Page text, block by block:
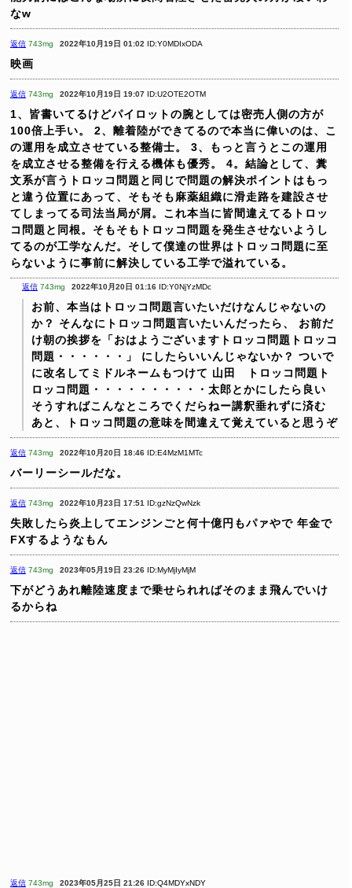
なw
返信 743mg 2022年10月19日 01:02 ID:Y0MDIxODA
映画
返信 743mg 2022年10月19日 19:07 ID:U2OTE2OTM
1、皆書いてるけどパイロットの腕としては密売人側の方が
100倍上手い。
2、離着陸ができてるので本当に偉いのは、こ
の運用を成立させている整備士。
3、もっと言うとこの運用
を成立させる整備を行える機体も優秀。
4。結論として、糞
文系が言うトロッコ問題と同じで問題の解決ポイントはもっ
と違う位置にあって、そもそも麻薬組織に滑走路を建設させ
てしまってる司法当局が屑。これ本当に皆間違えてるトロッ
コ問題と同根。そもそもトロッコ問題を発生させないようし
てるのが工学なんだ。そして僕達の世界はトロッコ問題に至
らないように事前に解決している工学で溢れている。
返信 743mg 2022年10月20日 01:16 ID:Y0NjYzMDc
お前、本当はトロッコ問題言いたいだけなんじゃないの
か？
そんなにトロッコ問題言いたいんだったら、
お前だ
け朝の挨拶を「おはようございますトロッコ問題トロッコ
問題・・・・・・」
にしたらいいんじゃないか？ ついで
に改名してミドルネームもつけて 山田 トロッコ問題ト
ロッコ問題・・・・・・・・・・太郎とかにしたら良い
そうすればこんなところでくだらねー講釈垂れずに済む
あと、トロッコ問題の意味を間違えて覚えていると思うぞ
返信 743mg 2022年10月20日 18:46 ID:E4MzM1MTc
バーリーシールだな。
返信 743mg 2022年10月23日 17:51 ID:gzNzQwNzk
失敗したら炎上してエンジンごと何十億円もパァやで 年金で
FXするようなもん
返信 743mg 2023年05月19日 23:26 ID:MyMjIyMjM
下がどうあれ離陸速度まで乗せられればそのまま飛んでいけ
るからね
返信 743mg 2023年05月25日 21:26 ID:Q4MDYxNDY